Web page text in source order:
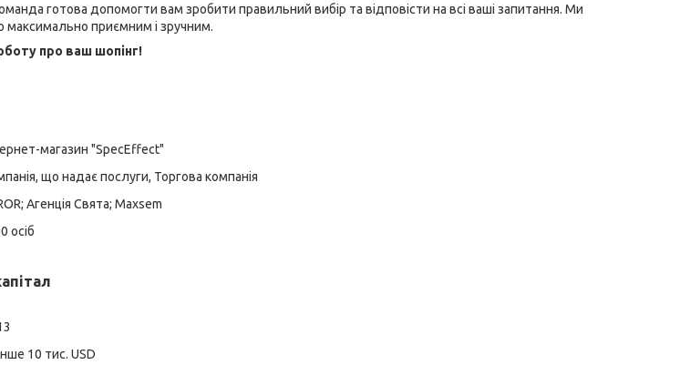
готова допомогти вам зробити правильний вибір та відповісти на всі ваші запитання. Ми
приємним і зручним.
про ваш шопінг!
магазин "SpecEffect"
що надає послуги, Торгова компанія
Агенція Свята; Maxsem
осіб
10 тис. USD